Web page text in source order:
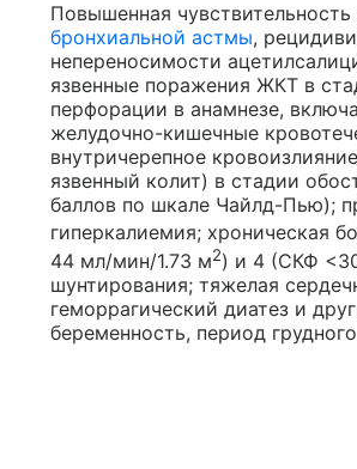
Повышенная
бронхиальной астмы,
непереносимости
язвенные поражения ЖКТ в
перфорации в анамнезе,
желудочно-кишечные
внутричерепное
язвенный колит) в стадии
баллов по шкале Чайлд-Пью);
гиперкалиемия; хроническая
44 мл/мин/1.73 м2) и 4 (СКФ
шунтирования; тяжелая
геморрагический диатез и
беременность, период